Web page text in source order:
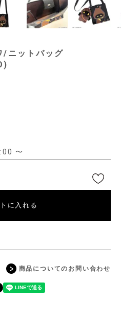
/ニットバッグ
〜
に入れる
商品についてのお問い合わせ